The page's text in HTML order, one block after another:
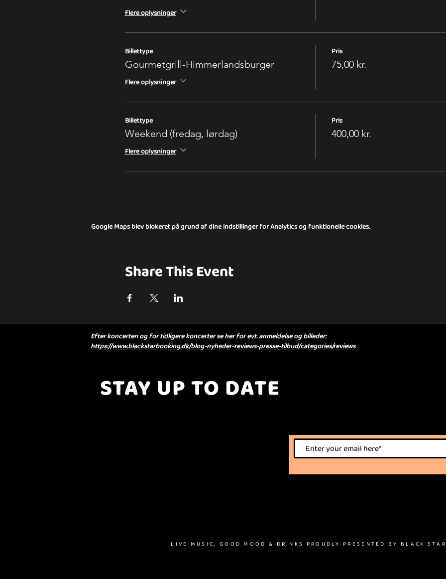
Flere oplysninger
Billettype
Gourmetgrill-Himmerlandsburger
Flere oplysninger
Pris
75,00 kr.
Billettype
Weekend (fredag, lørdag)
Flere oplysninger
Pris
400,00 kr.
Google Maps blev blokeret på grund af dine indstillinger for Analytics og funktionelle cookies.
Share This Event
Efter koncerten og for tidligere koncerter se her for evt. anmeldelse og billeder:
https://www.blackstarbooking.dk/blog-nyheder-reviews-presse-tilbud/categories/reviews
STAY UP TO DATE
LIVE MUSIC, GOOD MOOD & DRINKS PROUDLY PRESENTED BY BLACK